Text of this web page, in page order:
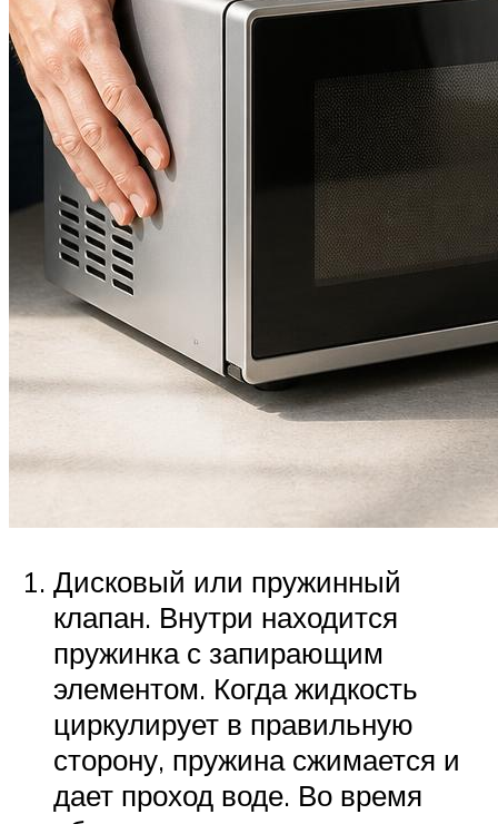
Дисковый или пружинный
клапан. Внутри находится
пружинка с запирающим
элементом. Когда жидкость
циркулирует в правильную
сторону, пружина сжимается и
дает проход воде. Во время